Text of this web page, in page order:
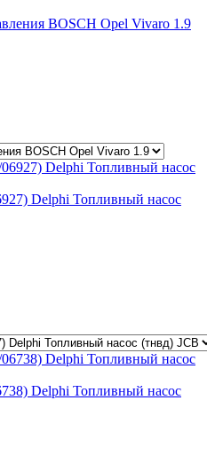
BOSCH Opel Vivaro 1.9
Delphi Топливный насос
Delphi Топливный насос